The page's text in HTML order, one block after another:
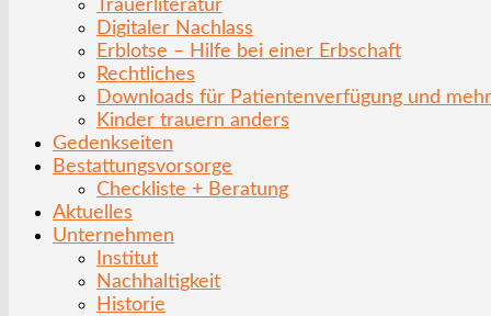
Trauerliteratur
Digitaler Nachlass
Erblotse – Hilfe bei einer Erbschaft
Rechtliches
Downloads für Patientenverfügung und mehr
Kinder trauern anders
Gedenkseiten
Bestattungsvorsorge
Checkliste + Beratung
Aktuelles
Unternehmen
Institut
Nachhaltigkeit
Historie